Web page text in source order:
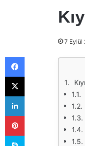
7 Eylül
Facebook
X
LinkedIn
Pinterest
Skype